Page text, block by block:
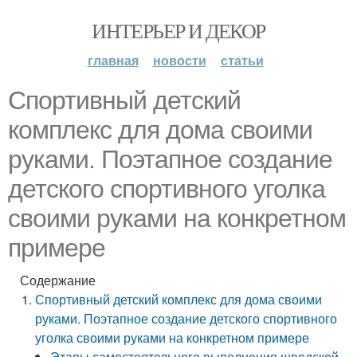
ИНТЕРЬЕР И ДЕКОР
главная новости статьи
Спортивный детский
комплекс для дома своими
руками. Поэтапное создание
детского спортивного уголка
своими руками на конкретном
примере
Содержание
Спортивный детский комплекс для дома своими
руками. Поэтапное создание детского спортивного
уголка своими руками на конкретном примере